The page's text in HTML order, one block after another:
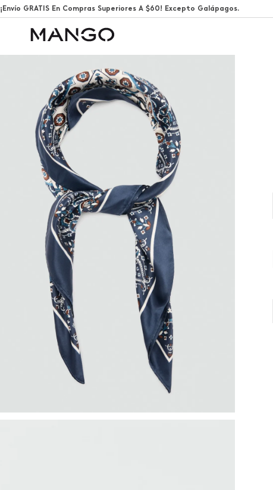
¡Envío GRATIS En Compras Superiores A $60! Excepto Galápagos.